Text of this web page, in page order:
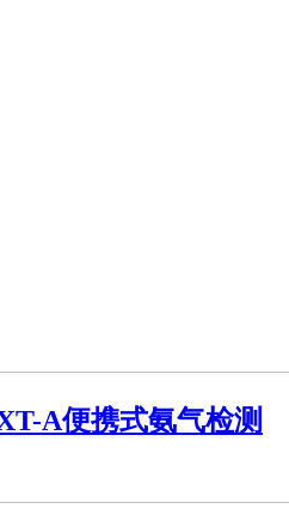
A便携式氨气检测